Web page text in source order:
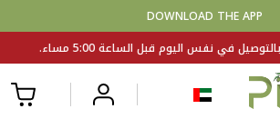
DOWNLOAD THE APP